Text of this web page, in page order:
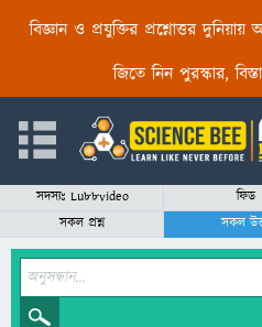
বিজ্ঞান ও প্রযুক্তির প্রশ্নোত্তর
জিতে নিন পুরস্কার,
সদস্যঃ Lu88video ফিড
সকল প্রশ্ন
সকল